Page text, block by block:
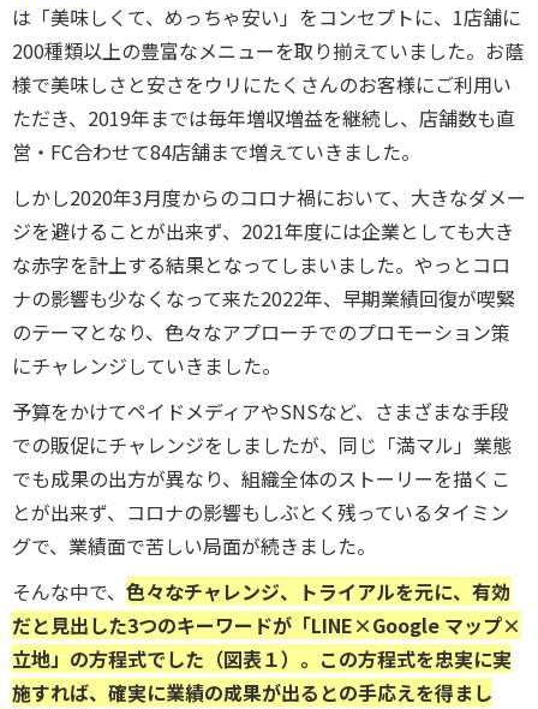
は「美味しくて、めっちゃ安い」をコンセプトに、1店舗に
200種類以上の豊富なメニューを取り揃えていました。お蔭
様で美味しさと安さをウリにたくさんのお客様にご利用い
ただき、2019年までは毎年増収増益を継続し、店舗数も直
営・FC合わせて84店舗まで増えていきました。
しかし2020年3月度からのコロナ禍において、大きなダメー
ジを避けることが出来ず、2021年度には企業としても大き
な赤字を計上する結果となってしまいました。やっとコロ
ナの影響も少なくなって来た2022年、早期業績回復が喫緊
のテーマとなり、色々なアプローチでのプロモーション策
にチャレンジしていきました。
予算をかけてペイドメディアやSNSなど、さまざまな手段
での販促にチャレンジをしましたが、同じ「満マル」業態
でも成果の出方が異なり、組織全体のストーリーを描くこ
とが出来ず、コロナの影響もしぶとく残っているタイミン
グで、業績面で苦しい局面が続きました。
そんな中で、 色々なチャレンジ、トライアルを元に、有効
だと見出した3つのキーワードが「LINE×Google マップ×
立地」の方程式でした（図表１）。この方程式を忠実に実
施すれば、確実に業績の成果が出るとの手応えを得まし